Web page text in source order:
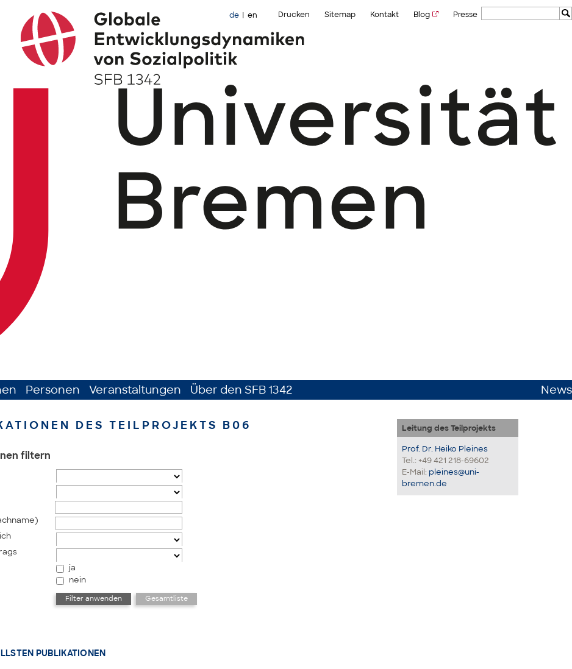
de en Drucken Sitemap Kontakt Blog Presse
Personen Veranstaltungen Über den SFB 1342 News
DES TEILPROJEKTS B06
filtern
ja
nein
PUBLIKATIONEN
Leitung des Teilprojekts
Prof. Dr. Heiko Pleines
Tel.: +49 421 218-69602
E-Mail: pleines@uni-
bremen.de